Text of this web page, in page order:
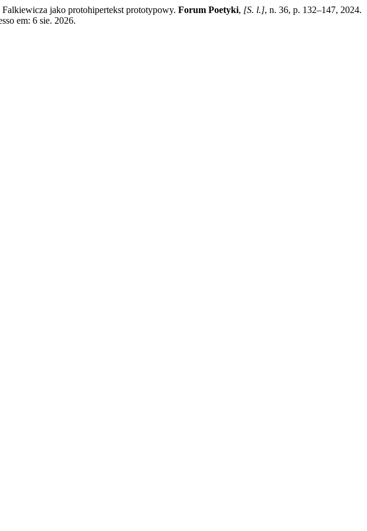
jako protohipertekst prototypowy. Forum Poetyki, [S. l.], n. 36, p. 132–147, 2024.
em: 6 sie. 2026.